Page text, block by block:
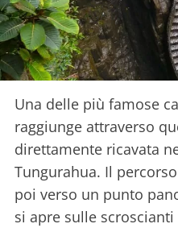
Una delle più famose
raggiunge attraverso
direttamente ricavata
Tungurahua. Il
poi verso un punto
si apre sulle